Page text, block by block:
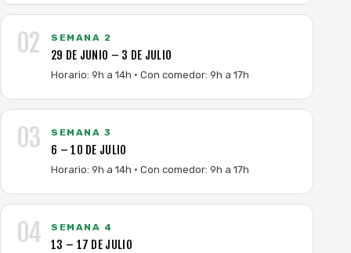
02 SEMANA 2
29 DE JUNIO – 3 DE JULIO
Horario: 9h a 14h · Con comedor: 9h a 17h
03 SEMANA 3
6 – 10 DE JULIO
Horario: 9h a 14h · Con comedor: 9h a 17h
04 SEMANA 4
13 – 17 DE JULIO